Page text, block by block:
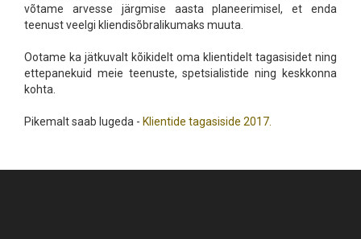
võtame arvesse järgmise aasta planeerimisel, et enda
teenust veelgi kliendisõbralikumaks muuta.
Ootame ka jätkuvalt kõikidelt oma klientidelt tagasisidet ning
ettepanekuid meie teenuste, spetsialistide ning keskkonna
kohta.
Pikemalt saab lugeda - Klientide tagasiside 2017.